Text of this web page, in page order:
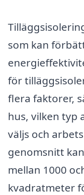
som kan
för
flera faktorer,
hus, vilken typ
väljs och
genomsnitt
mellan 1000
kvadratmeter